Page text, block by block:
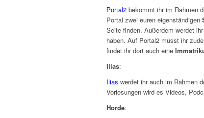
Portal2 bekommt ihr im Rahmen
Portal zwei euren eigenständigen
Seite finden. Außerdem werdet
haben. Auf Portal2 müsst ihr
findet ihr dort auch eine
Ilias:
Ilias werdet ihr auch im Rahmen
Vorlesungen wird es Videos,
Horde: